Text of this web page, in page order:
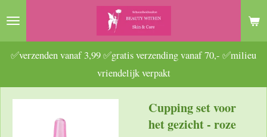
Ga
naar
hoofdinhoud
✅verzenden vanaf 3,99 ✅gratis verzending vanaf 70,- ✅milieu
vriendelijk verpakt
Cupping set voor
het gezicht - roze